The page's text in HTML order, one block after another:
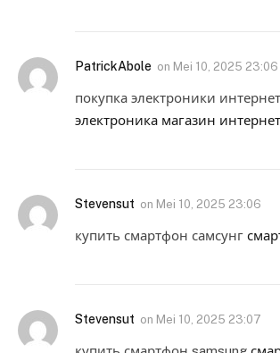
PatrickAbole on Mei 10, 2025 23:06
покупка электроники
электроника магазин
Stevensut on Mei 10, 2025 23:06
купить смартфон самсунг
Stevensut on Mei 10, 2025 23:07